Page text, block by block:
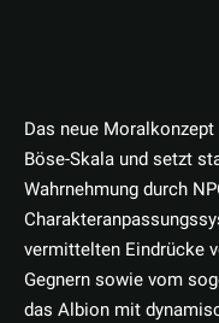
Das neue
Böse-Skala und setzt
Wahrnehmung durch
vermittelten Eindrücke
Gegnern sowie vom
das Albion mit